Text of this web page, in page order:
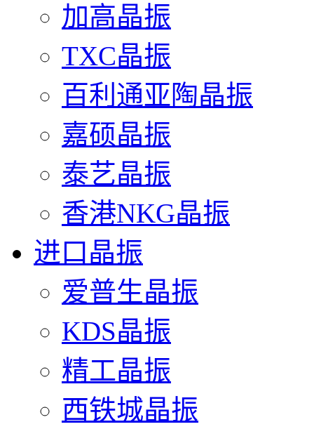
加高晶振
TXC晶振
百利通亚陶晶振
嘉硕晶振
泰艺晶振
香港NKG晶振
进口晶振
爱普生晶振
KDS晶振
精工晶振
西铁城晶振